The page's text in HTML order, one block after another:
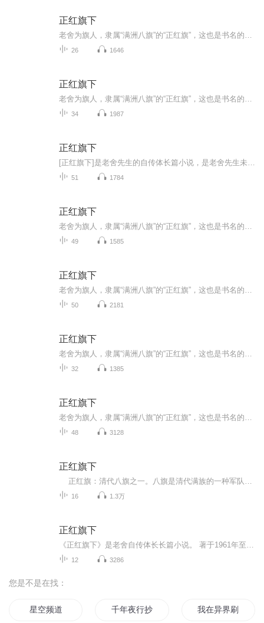
正红旗下
26 1646
正红旗下
34 1987
正红旗下
51 1784
正红旗下
49 1585
正红旗下
50 2181
正红旗下
32 1385
正红旗下
48 3128
正红旗下
16 1.3万
正红旗下
12 3286
您是不是在找：
星空频道 千年夜行抄 我在异界刷视频